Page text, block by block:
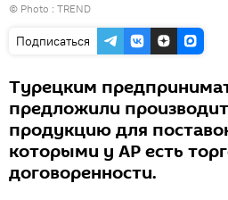
© Photo : TREND
Подписаться
Турецким
предложили
продукцию для
которыми у АР есть
договоренности.